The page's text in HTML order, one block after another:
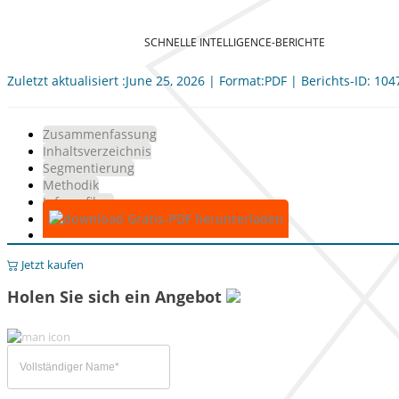
SCHNELLE INTELLIGENCE-BERICHTE
Zuletzt aktualisiert :June 25, 2026 | Format:PDF | Berichts-ID:
Zusammenfassung
Inhaltsverzeichnis
Segmentierung
Methodik
Infografiken
Gratis-PDF herunterladen
Jetzt kaufen
Holen Sie sich ein Angebot